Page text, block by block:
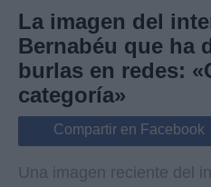
Internacional
Viajes
La imagen del
Bernabéu que ha
burlas en redes:
categoría»
Compartir en Facebook
Una imagen reciente del